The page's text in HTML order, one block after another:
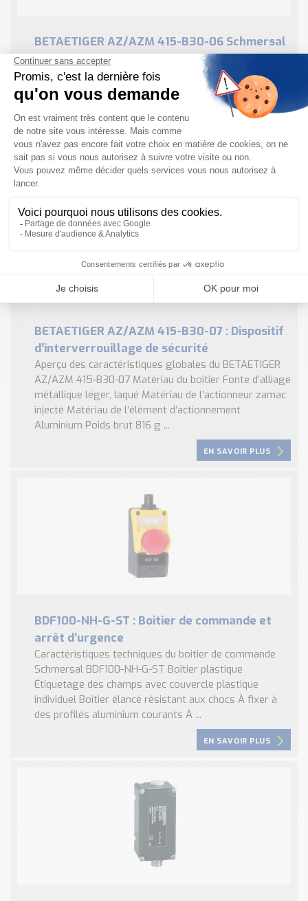
BETAETIGER AZ/AZM 415-B30-06 Schmersal
: Dispositif de sécurité
Informations fournisseur du produit Désignation de
type du produit : BETAETIGER AZ/AZM 415-B30-06
Référence d’article (n° de commande) : 101139958 EAN
(European Article Number) : 4030661117232 Numéro
eCl@ss, version 9.0 ...
EN SAVOIR PLUS
BETAETIGER AZ/AZM 415-B30-07 : Dispositif
d’interverrouillage de sécurité
Aperçu des caractéristiques globales du BETAETIGER
AZ/AZM 415-B30-07 Matériau du boîtier Fonte d’alliage
métallique léger, laqué Matériau de l’actionneur zamac
injecté Matériau de l’élément d’actionnement
Aluminium Poids brut 816 g ...
EN SAVOIR PLUS
BDF100-NH-G-ST : Boitier de commande et
arrêt d’urgence
Caractéristiques techniques du boitier de commande
Schmersal BDF100-NH-G-ST Boîtier plastique
Étiquetage des champs avec couvercle plastique
individuel Boîtier élancé résistant aux chocs À fixer à
des profilés aluminium courants À ...
EN SAVOIR PLUS